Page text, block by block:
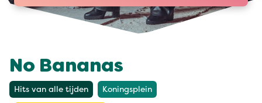
No Bananas
Hits van alle tijden Koningsplein